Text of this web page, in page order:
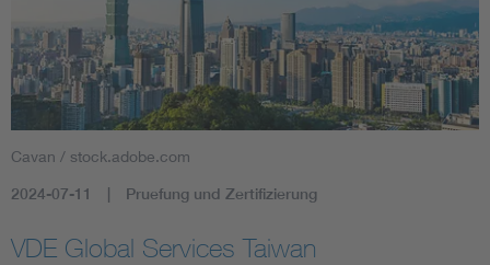
Cavan / stock.adobe.com
2024-07-11 Pruefung und Zertifizierung
VDE Global Services Taiwan